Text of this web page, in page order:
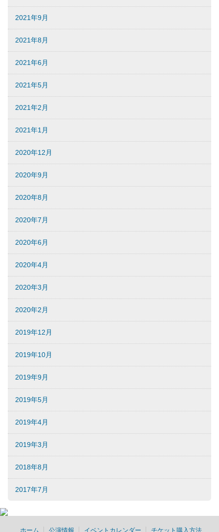
2021年9月
2021年8月
2021年6月
2021年5月
2021年2月
2021年1月
2020年12月
2020年9月
2020年8月
2020年7月
2020年6月
2020年4月
2020年3月
2020年2月
2019年12月
2019年10月
2019年9月
2019年5月
2019年4月
2019年3月
2018年8月
2017年7月
ホーム 公演情報 イベントカレンダー チケット購入方法